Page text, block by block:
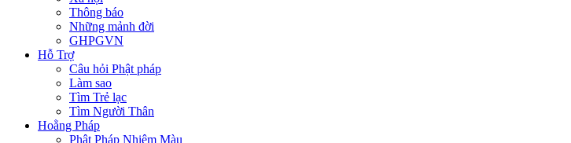
Thông báo
Những mảnh đời
GHPGVN
Hỗ Trợ
Câu hỏi Phật pháp
Làm sao
Tìm Trẻ lạc
Tìm Người Thân
Hoằng Pháp
Phật Pháp Nhiệm Màu